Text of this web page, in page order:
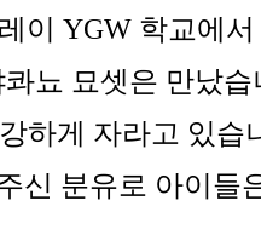
이 YGW 학교에
뇨 묘셋은 만났
강하게 자라고 있습
신 분유로 아이들